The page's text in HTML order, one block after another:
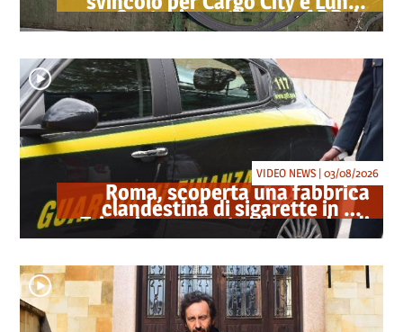
Sosta: investimento ADR da
oltre 40 milioni
Roma, scoperta una fabbrica
clandestina di sigarette in via
Trigoria: sequestrati 1.350 kg di
tabacco
VIDEO NEWS | 03/08/2026